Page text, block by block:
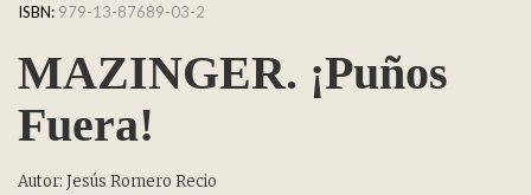
ISBN: 979-13-87689-03-2
MAZINGER. ¡Puños
Fuera!
Autor: Jesús Romero Recio